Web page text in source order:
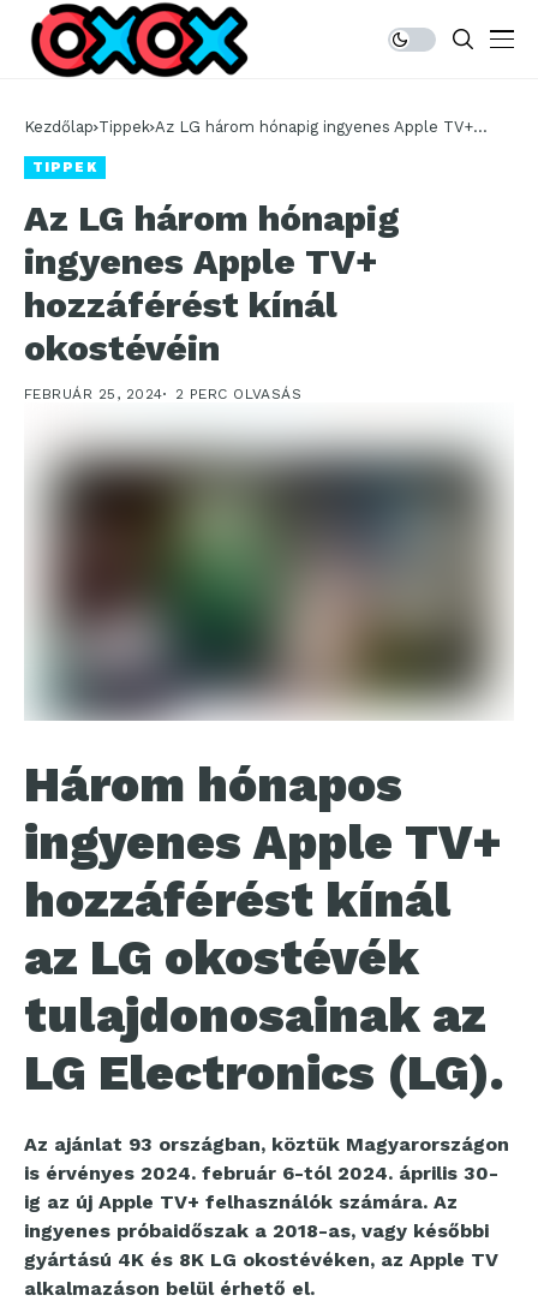
Kezdőlap Tippek Az LG három hónapig ingyenes Apple TV+
TIPPEK
Az LG három hónapig
ingyenes Apple TV+
hozzáférést kínál
okostévéin
FEBRUÁR 25, 2024 2 PERC OLVASÁS
Három hónapos
ingyenes Apple TV+
hozzáférést kínál
az LG okostévék
tulajdonosainak az
LG Electronics (LG).
Az ajánlat 93 országban, köztük Magyarországon
is érvényes 2024. február 6-tól 2024. április 30-
ig az új Apple TV+ felhasználók számára. Az
ingyenes próbaidőszak a 2018-as, vagy későbbi
gyártású 4K és 8K LG okostévéken, az Apple TV
alkalmazáson belül érhető el.